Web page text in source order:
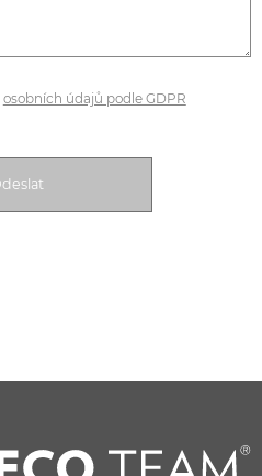
osobních údajů podle GDPR